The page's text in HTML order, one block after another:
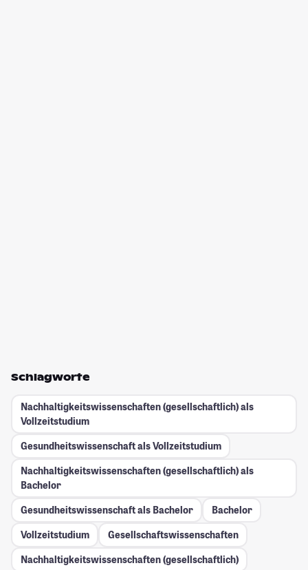
Schlagworte
Nachhaltigkeitswissenschaften (gesellschaftlich) als
Vollzeitstudium
Gesundheitswissenschaft als Vollzeitstudium
Nachhaltigkeitswissenschaften (gesellschaftlich) als
Bachelor
Gesundheitswissenschaft als Bachelor
Bachelor
Vollzeitstudium
Gesellschafts­wissenschaften
Nachhaltigkeitswissenschaften (gesellschaftlich)